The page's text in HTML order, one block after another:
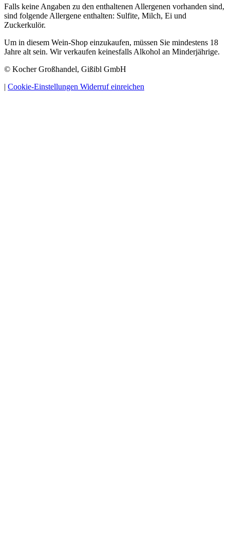
Falls keine Angaben zu den enthaltenen Allergenen vorhanden sind,
sind folgende Allergene enthalten: Sulfite, Milch, Ei und
Zuckerkulör.
Um in diesem Wein-Shop einzukaufen, müssen Sie mindestens 18
Jahre alt sein. Wir verkaufen keinesfalls Alkohol an Minderjährige.
© Kocher Großhandel, Gißibl GmbH
| Cookie-Einstellungen Widerruf einreichen